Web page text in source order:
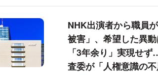
NHK出演者から職員
被害」、希望した異
「3年余り」実現せ
査委が「人権意識の不